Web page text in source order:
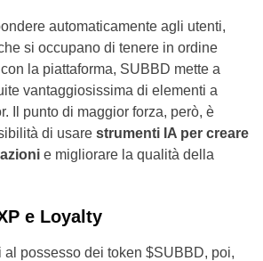
automaticamente agli utenti,
si occupano di tenere in ordine
la piattaforma, SUBBD mette a
vantaggiosissima di elementi a
Il punto di maggior forza, però, è
di usare strumenti IA per creare
e migliorare la qualità della
e Loyalty
al possesso dei token $SUBBD, poi,